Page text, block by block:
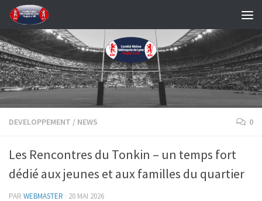
Skip to content
DEVELOPPEMENT / NEWS 0
Les Rencontres du Tonkin – un temps fort
dédié aux jeunes et aux familles du quartier
PAR WEBMASTER · 20 MAI 2026